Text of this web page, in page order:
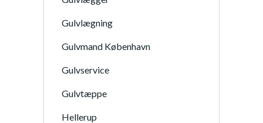
Gulvlægning
Gulvmand København
Gulvservice
Gulvtæppe
Hellerup